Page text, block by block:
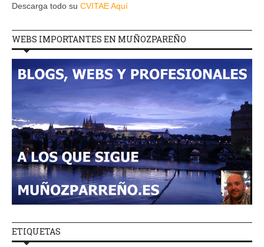
Descarga todo su CVITAE Aquí
WEBS IMPORTANTES EN MUÑOZPAREÑO
ETIQUETAS